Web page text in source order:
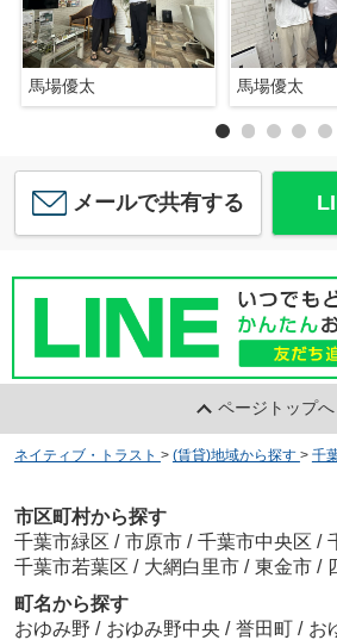
馬場優太 馬場優太
メールで共有する
ページトップへ
ネイティブ・トラスト > (賃貸)地域から探す > 千
市区町村から探す
千葉市緑区 / 市原市 / 千葉市中央区 /
千葉市若葉区 / 大網白里市 / 東金市 /
町名から探す
おゆみ野 / おゆみ野中央 / 誉田町 / お